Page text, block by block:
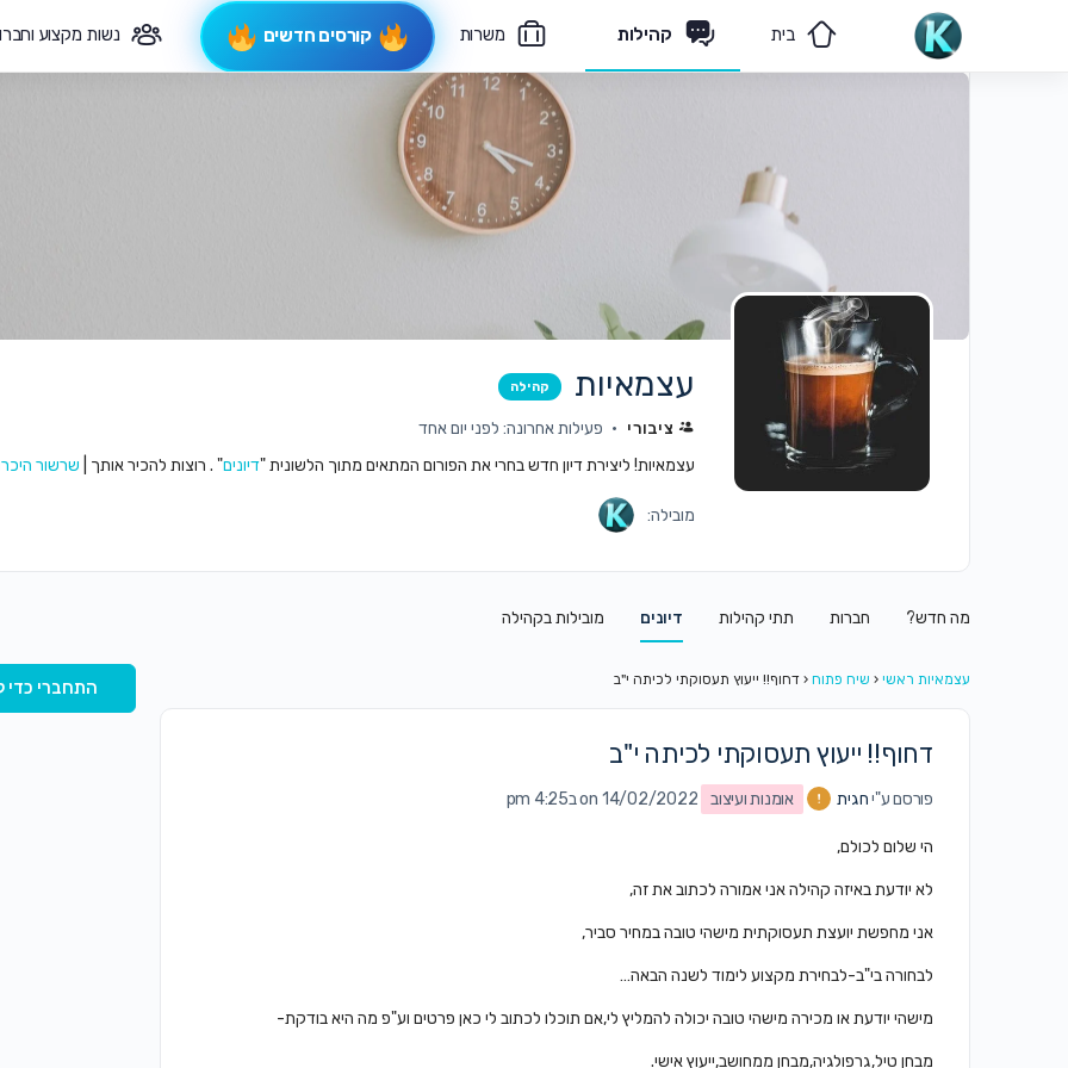
בית קהילות משרות קורסים חדשים נשות מקצוע
פיקוח תורני
עצמאיות קהילה
ציבורי
פעילות אחרונה: לפני יום אחד
עצמאיות! ליצירת דיון חדש בחרי את הפורום המתאים מתוך הלשונית "דיונים" . רוצות להכיר אותך | שרשור
מובילה:
מה חדש? חברות תתי קהילות דיונים מובילות בקהילה
עצמאיות ראשי ‹ שיח פתוח ‹ דחוף!! ייעוץ תעסוקתי לכיתה י"ב
דחוף!! ייעוץ תעסוקתי לכיתה י"ב
פורסם ע"יחגית אומנות ועיצוב on 14/02/2022 ב4:25 pm
הי שלום לכולם,
לא יודעת באיזה קהילה אני אמורה לכתוב את זה,
אני מחפשת יועצת תעסוקתית מישהי טובה במחיר סביר,
לבחורה בי"ב-לבחירת מקצוע לימוד לשנה הבאה…
מישהי יודעת או מכירה מישהי טובה יכולה להמליץ לי,אם תוכלו לכתוב לי כאן פרטים וע"פ מה היא בודקת-
מבחן טיל,גרפולגיה,מבחן ממחושב,ייעוץ אישי.
התחברי כדי